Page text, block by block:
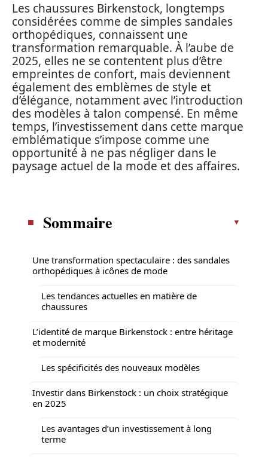
Les chaussures Birkenstock, longtemps
considérées comme de simples sandales
orthopédiques, connaissent une
transformation remarquable. À l’aube de
2025, elles ne se contentent plus d’être
empreintes de confort, mais deviennent
également des emblèmes de style et
d’élégance, notamment avec l’introduction
des modèles à talon compensé. En même
temps, l’investissement dans cette marque
emblématique s’impose comme une
opportunité à ne pas négliger dans le
paysage actuel de la mode et des affaires.
Sommaire
Une transformation spectaculaire : des sandales
orthopédiques à icônes de mode
Les tendances actuelles en matière de
chaussures
L’identité de marque Birkenstock : entre héritage
et modernité
Les spécificités des nouveaux modèles
Investir dans Birkenstock : un choix stratégique
en 2025
Les avantages d’un investissement à long
terme